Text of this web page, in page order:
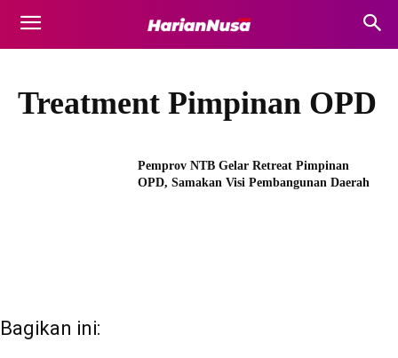
Treatment Pimpinan OPD
Pemprov NTB Gelar Retreat Pimpinan
OPD, Samakan Visi Pembangunan Daerah
Bagikan ini: